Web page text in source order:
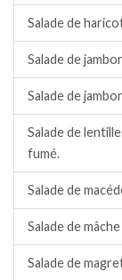
Salade de
Salade de
Salade de
Salade de
fumé.
Salade de
Salade de
Salade de